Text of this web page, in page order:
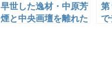
早世した逸材・中原芳
煙と中央画壇を離れた
第
で